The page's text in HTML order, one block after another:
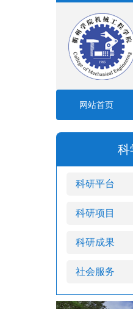
网站首页
科
科研平台
科研项目
科研成果
社会服务